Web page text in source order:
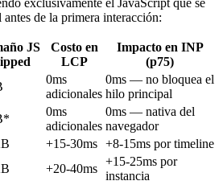
de la primera interacción:
JS
Costo en
LCP
Impacto en INP
(p75)
0ms
adicionales
0ms — no bloquea el
hilo principal
0ms
adicionales
0ms — nativa del
navegador
+15-30ms +8-15ms por timeline
+20-40ms
+15-25ms por
instancia